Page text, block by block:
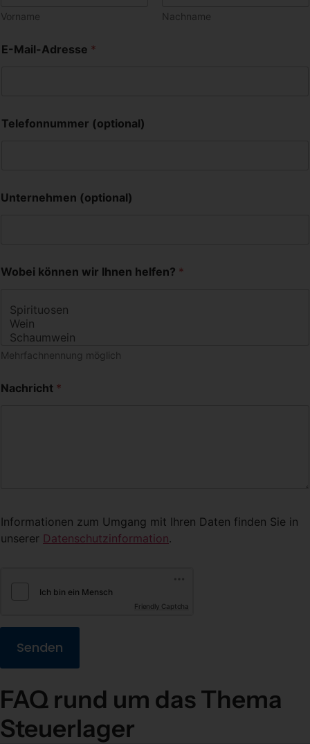
Vorname Nachname
E-Mail-Adresse *
Telefonnummer (optional)
Unternehmen (optional)
Wobei können wir Ihnen helfen? *
Mehrfachnennung möglich
E
e
s
Nachricht *
Informationen zum Umgang mit Ihren Daten finden Sie in
unserer Datenschutzinformation.
Friendly Captcha
Senden
FAQ rund um das Thema
Steuerlager